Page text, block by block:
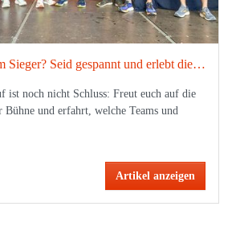
Wer krönt sich zum Sieger? Seid gespannt und erlebt die Ehrungen nach dem Lauf!
ist noch nicht Schluss: Freut euch auf die
Bühne und erfahrt, welche Teams und
Artikel anzeigen